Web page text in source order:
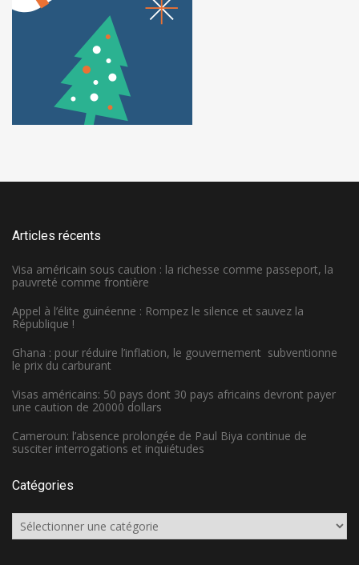
Articles récents
Visa américain sous caution : la richesse comme passeport, la
pauvreté comme frontière
Appel à l’élite guinéenne : Rompez le silence et sauvez la
République !
Ghana : pour réduire l’inflation, le gouvernement subventionne
le prix du carburant
Visas américains: 50 pays dont 30 pays africains devront payer
une caution de 20000 dollars
Cameroun: l’absence prolongée de Paul Biya continue de
susciter interrogations et inquiétudes
Catégories
Catégories